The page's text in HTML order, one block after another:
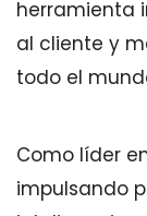
herramienta
al cliente y
todo el
Como líder
impulsando